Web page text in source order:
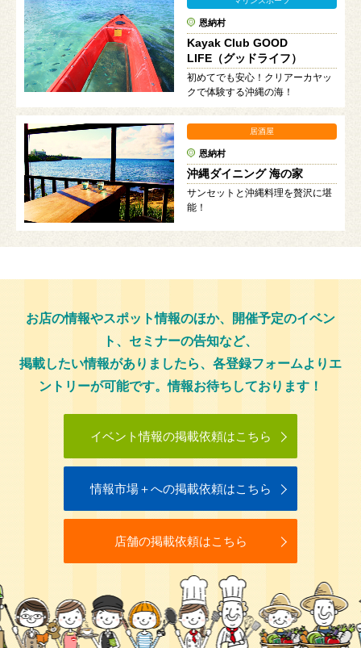
恩納村
Kayak Club GOOD
LIFE（グッドライフ）
初めてでも安心！クリアーカヤッ
クで体験する沖縄の海！
居酒屋
恩納村
沖縄ダイニング 海の家
サンセットと沖縄料理を贅沢に堪
能！
お店の情報やスポット情報のほか、開催予定のイベン
ト、セミナーの告知など、
掲載したい情報がありましたら、各登録フォームよりエ
ントリーが可能です。情報お待ちしております！
イベント情報の掲載依頼はこちら
情報市場＋への掲載依頼はこちら
店舗の掲載依頼はこちら